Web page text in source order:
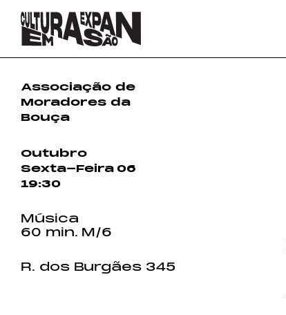
Associação de
Moradores da
Bouça
Outubro
Sexta-Feira 06
19:30
Música
60 min. M/6
R. dos Burgães 345